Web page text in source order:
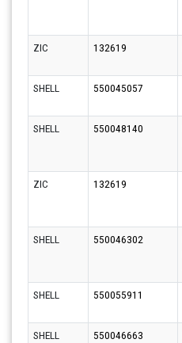
ZIC 132619
SHELL
550045057
SHELL
550048140
ZIC 132619
SHELL 550046302
SHELL 550055911
SHELL
550046663